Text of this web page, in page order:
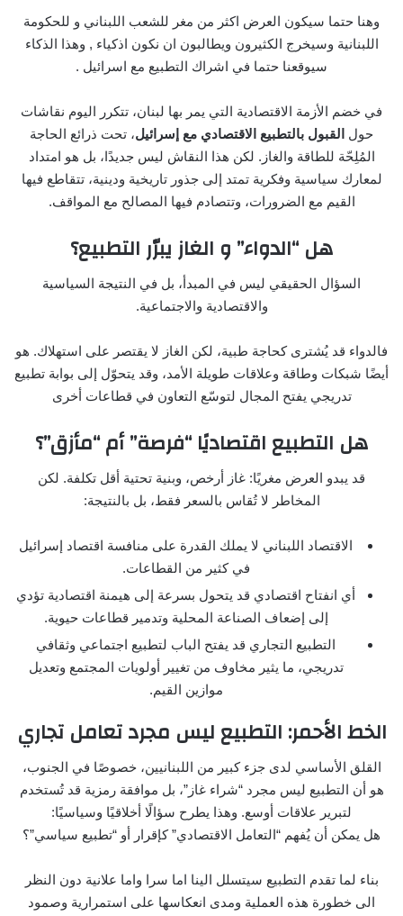
وهنا حتما سيكون العرض اكثر من مغر للشعب اللبناني و للحكومة
اللبنانية وسيخرج الكثيرون ويطالبون ان نكون اذكياء , وهذا الذكاء
سيوقعنا حتما في اشراك التطبيع مع اسرائيل .
في خضم الأزمة الاقتصادية التي يمر بها لبنان، تتكرر اليوم نقاشات
حول القبول بالتطبيع الاقتصادي مع إسرائيل، تحت ذرائع الحاجة
المُلِحّة للطاقة والغاز. لكن هذا النقاش ليس جديدًا، بل هو امتداد
لمعارك سياسية وفكرية تمتد إلى جذور تاريخية ودينية، تتقاطع فيها
القيم مع الضرورات، وتتصادم فيها المصالح مع المواقف.
هل “الدواء” و الغاز يبرّر التطبيع؟
السؤال الحقيقي ليس في المبدأ، بل في النتيجة السياسية
والاقتصادية والاجتماعية.
فالدواء قد يُشترى كحاجة طبية، لكن الغاز لا يقتصر على استهلاك. هو
أيضًا شبكات وطاقة وعلاقات طويلة الأمد، وقد يتحوّل إلى بوابة تطبيع
تدريجي يفتح المجال لتوسّع التعاون في قطاعات أخرى
هل التطبيع اقتصاديًا “فرصة” أم “مأزق”؟
قد يبدو العرض مغريًا: غاز أرخص، وبنية تحتية أقل تكلفة. لكن
المخاطر لا تُقاس بالسعر فقط، بل بالنتيجة:
الاقتصاد اللبناني لا يملك القدرة على منافسة اقتصاد إسرائيل
في كثير من القطاعات.
أي انفتاح اقتصادي قد يتحول بسرعة إلى هيمنة اقتصادية تؤدي
إلى إضعاف الصناعة المحلية وتدمير قطاعات حيوية.
التطبيع التجاري قد يفتح الباب لتطبيع اجتماعي وثقافي
تدريجي، ما يثير مخاوف من تغيير أولويات المجتمع وتعديل
موازين القيم.
الخط الأحمر: التطبيع ليس مجرد تعامل تجاري
القلق الأساسي لدى جزء كبير من اللبنانيين، خصوصًا في الجنوب،
هو أن التطبيع ليس مجرد “شراء غاز”، بل موافقة رمزية قد تُستخدم
لتبرير علاقات أوسع. وهذا يطرح سؤالًا أخلاقيًا وسياسيًا:
هل يمكن أن يُفهم “التعامل الاقتصادي” كإقرار أو “تطبيع سياسي”؟
بناء لما تقدم التطبيع سيتسلل الينا اما سرا واما علانية دون النظر
الى خطورة هذه العملية ومدى انعكاسها على استمرارية وصمود